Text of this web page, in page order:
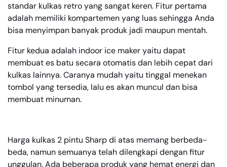
standar kulkas retro yang sangat keren. Fitur pertama
adalah memiliki kompartemen yang luas sehingga Anda
bisa menyimpan banyak produk jadi maupun mentah.
Fitur kedua adalah indoor ice maker yaitu dapat
membuat es batu secara otomatis dan lebih cepat dari
kulkas lainnya. Caranya mudah yaitu tinggal menekan
tombol yang tersedia, lalu es akan muncul dan bisa
membuat minuman.
Harga kulkas 2 pintu Sharp di atas memang berbeda-
beda, namun semuanya telah dilengkapi dengan fitur
unggulan. Ada beberapa produk yang hemat energi dan